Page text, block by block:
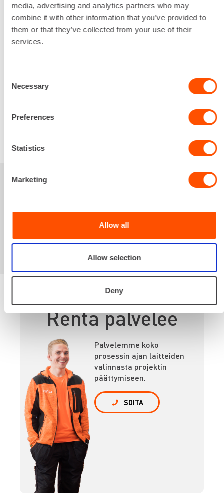
media, advertising and analytics partners who may
combine it with other information that you’ve provided to
them or that they’ve collected from your use of their
services.
Selection
Necessary
Preferences
Statistics
Marketing
Allow all
Allow selection
Deny
Sähköliitäntä
16 A
Tuotto
2100 l/min
Sinua saattaisi
kiinnostaa myös
Renta palvelee
Palvelemme koko
prosessin ajan laitteiden
valinnasta projektin
päättymiseen.
SOITA